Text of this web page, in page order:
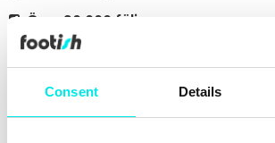
Consent Details
Över 90 000 följare
Grundat 2007